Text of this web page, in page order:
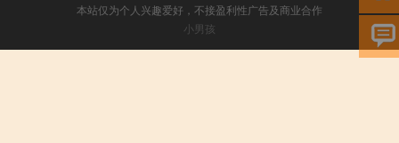
本站仅为个人兴趣爱好，不接盈利性广告及商业合作
小男孩